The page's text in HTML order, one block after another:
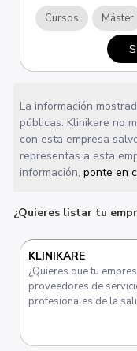
Cursos Máster
La información
públicas. Klinikare no
con esta empresa
representas a esta
información,ponte en
¿Quieres listar tu
KLINIKARE
¿Quieres que tu
proveedores de
profesionales de la